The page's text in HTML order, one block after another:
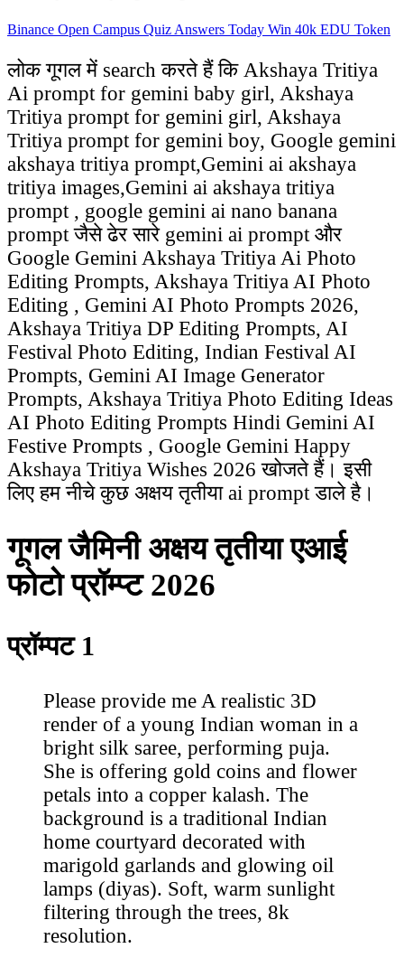
Binance Open Campus Quiz Answers Today Win 40k EDU Token
लोक गूगल में search करते हैं कि Akshaya Tritiya
Ai prompt for gemini baby girl, Akshaya
Tritiya prompt for gemini girl, Akshaya
Tritiya prompt for gemini boy, Google gemini
akshaya tritiya prompt,Gemini ai akshaya
tritiya images,Gemini ai akshaya tritiya
prompt , google gemini ai nano banana
prompt जैसे ढेर सारे gemini ai prompt और
Google Gemini Akshaya Tritiya Ai Photo
Editing Prompts, Akshaya Tritiya AI Photo
Editing , Gemini AI Photo Prompts 2026,
Akshaya Tritiya DP Editing Prompts, AI
Festival Photo Editing, Indian Festival AI
Prompts, Gemini AI Image Generator
Prompts, Akshaya Tritiya Photo Editing Ideas
AI Photo Editing Prompts Hindi Gemini AI
Festive Prompts , Google Gemini Happy
Akshaya Tritiya Wishes 2026 खोजते हैं। इसी
लिए हम नीचे कुछ अक्षय तृतीया ai prompt डाले है।
गूगल जैमिनी अक्षय तृतीया एआई
फोटो प्रॉम्प्ट 2026
प्रॉम्पट 1
Please provide me A realistic 3D
render of a young Indian woman in a
bright silk saree, performing puja.
She is offering gold coins and flower
petals into a copper kalash. The
background is a traditional Indian
home courtyard decorated with
marigold garlands and glowing oil
lamps (diyas). Soft, warm sunlight
filtering through the trees, 8k
resolution.